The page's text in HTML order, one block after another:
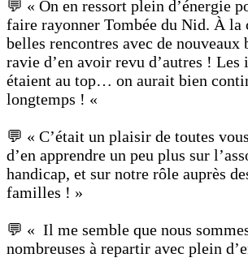
💬 « On en ressort plein d’énergie
faire rayonner Tombée du Nid. À la
belles rencontres avec de nouveaux
ravie d’en avoir revu d’autres ! Les
étaient au top… on aurait bien
longtemps ! «
💬 « C’était un plaisir de toutes
d’en apprendre un peu plus sur
handicap, et sur notre rôle auprès
familles ! »
💬 « Il me semble que nous
nombreuses à repartir avec plein